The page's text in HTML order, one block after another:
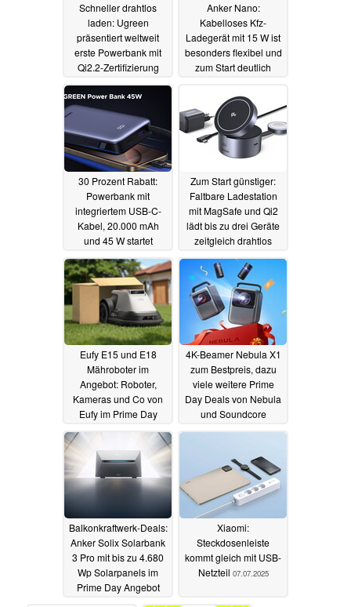
Schneller drahtlos
laden: Ugreen
präsentiert weltweit
erste Powerbank mit
Qi2.2-Zertifizierung
15.07.2025
Anker Nano:
Kabelloses Kfz-
Ladegerät mit 15 W ist
besonders flexibel und
zum Start deutlich
30 Prozent Rabatt:
Powerbank mit
integriertem USB-C-
Kabel, 20.000 mAh
und 45 W startet
10.07.2025
Zum Start günstiger:
Faltbare Ladestation
mit MagSafe und Qi2
lädt bis zu drei Geräte
zeitgleich drahtlos
10.07.2025
Eufy E15 und E18
Mähroboter im
Angebot: Roboter,
Kameras und Co von
Eufy im Prime Day
08.07.2025
4K-Beamer Nebula X1
zum Bestpreis, dazu
viele weitere Prime
Day Deals von Nebula
und Soundcore
08.07.2025
Balkonkraftwerk-Deals:
Anker Solix Solarbank
3 Pro mit bis zu 4.680
Wp Solarpanels im
Prime Day Angebot
Xiaomi:
Steckdosenleiste
kommt gleich mit USB-
Netzteil 07.07.2025